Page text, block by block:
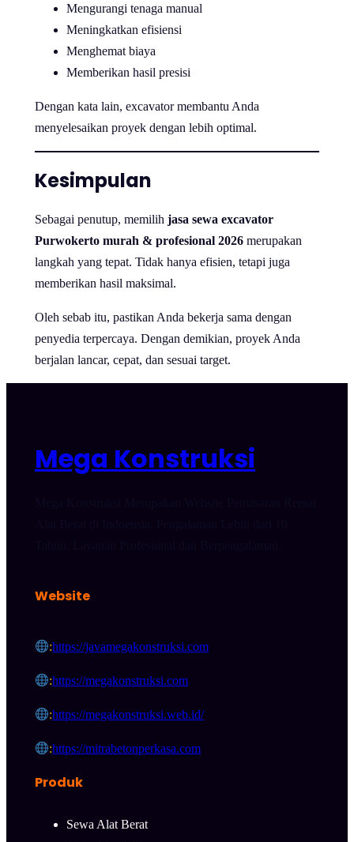
Mengurangi tenaga manual
Meningkatkan efisiensi
Menghemat biaya
Memberikan hasil presisi
Dengan kata lain, excavator membantu Anda
menyelesaikan proyek dengan lebih optimal.
Kesimpulan
Sebagai penutup, memilih jasa sewa excavator
Purwokerto murah & profesional 2026 merupakan
langkah yang tepat. Tidak hanya efisien, tetapi juga
memberikan hasil maksimal.
Oleh sebab itu, pastikan Anda bekerja sama dengan
penyedia terpercaya. Dengan demikian, proyek Anda
berjalan lancar, cepat, dan sesuai target.
Mega Konstruksi
Website
:https://javamegakonstruksi.com
:https://megakonstruksi.com
:https://megakonstruksi.web.id/
:https://mitrabetonperkasa.com
Produk
Sewa Alat Berat